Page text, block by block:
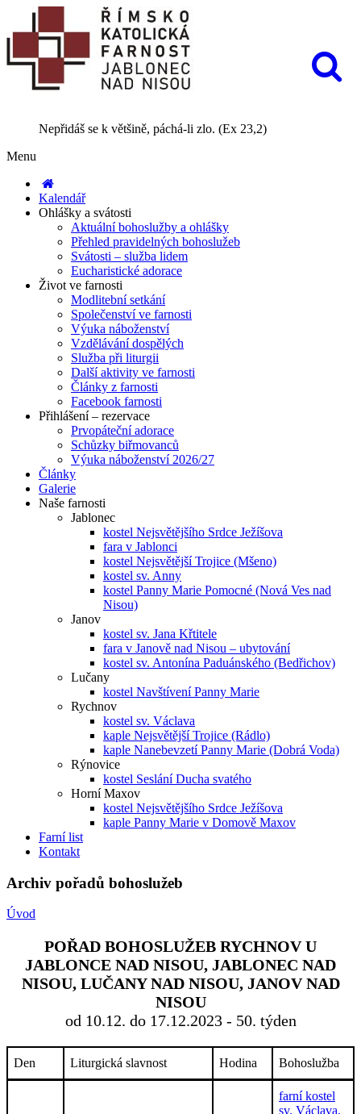
Nepřidáš se k většině, páchá-li zlo. (Ex 23,2)
Menu
Kalendář
Ohlášky a svátosti
Aktuální bohoslužby a ohlášky
Přehled pravidelných bohoslužeb
Svátosti – služba lidem
Eucharistické adorace
Život ve farnosti
Modlitební setkání
Společenství ve farnosti
Výuka náboženství
Vzdělávání dospělých
Služba při liturgii
Další aktivity ve farnosti
Články z farnosti
Facebook farnosti
Přihlášení – rezervace
Prvopáteční adorace
Schůzky biřmovanců
Výuka náboženství 2026/27
Články
Galerie
Naše farnosti
Jablonec
kostel Nejsvětějšího Srdce Ježíšova
fara v Jablonci
kostel Nejsvětější Trojice (Mšeno)
kostel sv. Anny
kostel Panny Marie Pomocné (Nová Ves nad
Nisou)
Janov
kostel sv. Jana Křtitele
fara v Janově nad Nisou – ubytování
kostel sv. Antonína Paduánského (Bedřichov)
Lučany
kostel Navštívení Panny Marie
Rychnov
kostel sv. Václava
kaple Nejsvětější Trojice (Rádlo)
kaple Nanebevzetí Panny Marie (Dobrá Voda)
Rýnovice
kostel Seslání Ducha svatého
Horní Maxov
kostel Nejsvětějšího Srdce Ježíšova
kaple Panny Marie v Domově Maxov
Farní list
Kontakt
Archiv pořadů bohoslužeb
Úvod
POŘAD BOHOSLUŽEB RYCHNOV U
JABLONCE NAD NISOU, JABLONEC NAD
NISOU, LUČANY NAD NISOU, JANOV NAD
NISOU
od 10.12. do 17.12.2023 - 50. týden
Den Liturgická slavnost Hodina Bohoslužba
farní kostel
sv. Václava,